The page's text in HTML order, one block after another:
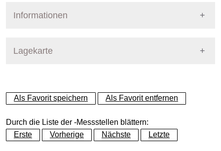
Informationen
Lagekarte
+
−
Als Favorit speichern Als Favorit entfernen
Durch die Liste der -Messstellen blättern:
Erste
Vorherige Nächste Letzte